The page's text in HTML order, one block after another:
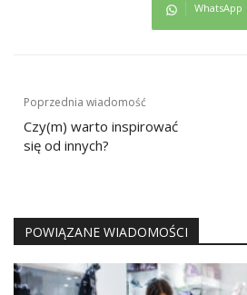
WhatsApp
Nawigacja
wpisu
Poprzednia wiadomość
Czy(m) warto inspirować
się od innych?
POWIĄZANE WIADOMOŚCI